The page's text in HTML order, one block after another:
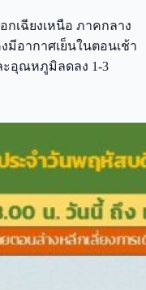
เฉียงเหนือ ภาคกลาง
อากาศเย็นในตอนเช้า
ะอุณหภูมิลดลง 1-3